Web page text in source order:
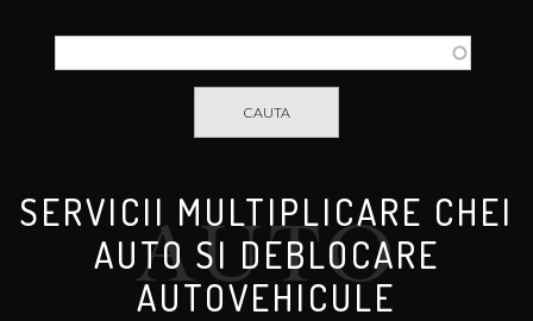
SERVICII MULTIPLICARE CHEI
AUTO SI DEBLOCARE
AUTOVEHICULE